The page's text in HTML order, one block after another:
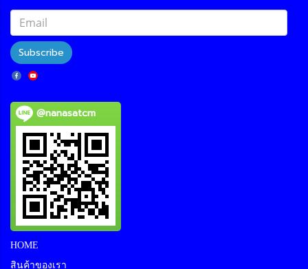
Subscribe
@nanasatcm
HOME
สินค้าของเรา